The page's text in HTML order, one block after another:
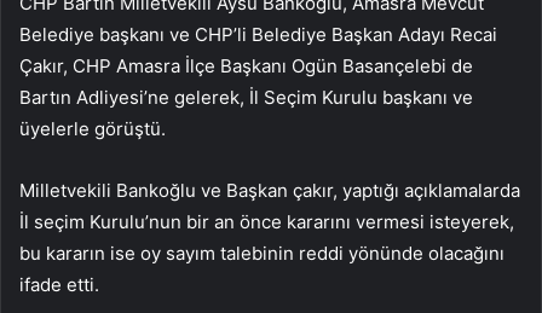
Belediye başkanı ve CHP’li Belediye Başkan Adayı Recai
Çakır, CHP Amasra İlçe Başkanı Ogün Basançelebi de
Bartın Adliyesi’ne gelerek, İl Seçim Kurulu başkanı ve
üyelerle görüştü.
Milletvekili Bankoğlu ve Başkan çakır, yaptığı açıklamalarda
İl seçim Kurulu’nun bir an önce kararını vermesi isteyerek,
bu kararın ise oy sayım talebinin reddi yönünde olacağını
ifade etti.